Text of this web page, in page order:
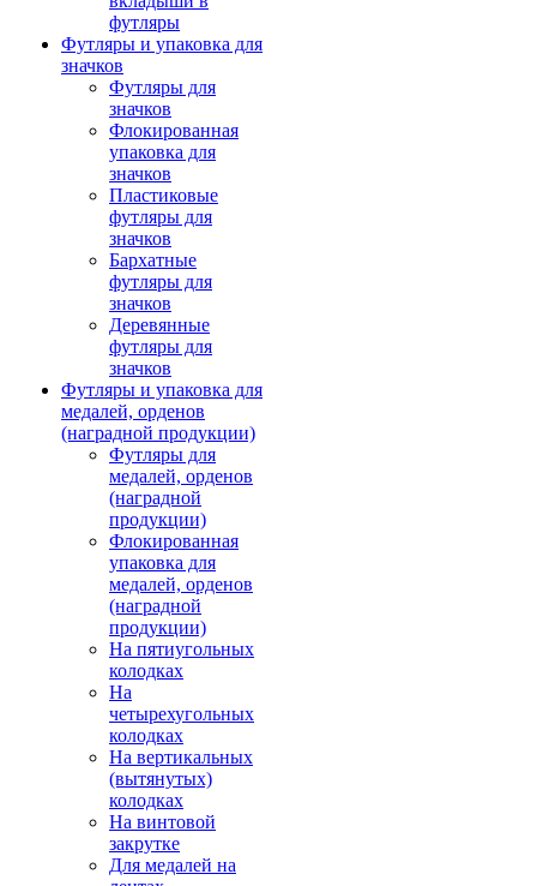
футляры
Футляры и упаковка для
значков
Футляры для
значков
Флокированная
упаковка для
значков
Пластиковые
футляры для
значков
Бархатные
футляры для
значков
Деревянные
футляры для
значков
Футляры и упаковка для
медалей, орденов
(наградной продукции)
Футляры для
медалей, орденов
(наградной
продукции)
Флокированная
упаковка для
медалей, орденов
(наградной
продукции)
На пятиугольных
колодках
На
четырехугольных
колодках
На вертикальных
(вытянутых)
колодках
На винтовой
закрутке
Для медалей на